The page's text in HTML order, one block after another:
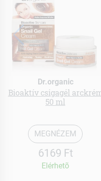
Dr.organic
Bioaktív csigagél
50 ml
MEGNÉZEM
6169 Ft
Elérhetõ